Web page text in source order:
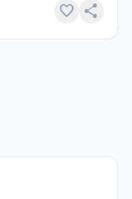
favorite share